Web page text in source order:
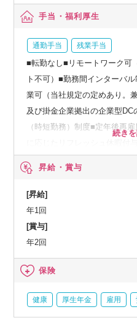
手当・福利厚生
通勤手当 残業手当
■転勤なし■リモートワーク可
ト不可）■勤務間インターバ
業可（当社規定の定めあり。
及び掛金企業拠出の企業型
（時短勤務）制度■定年後再
産休時の基本給補償等・保険
金、差額ベット保険金等・団
■健康診断の付加健診補助、
昇給・賞与
[昇給]
年1回
[賞与]
年2回
保険
健康 厚生年金 雇用